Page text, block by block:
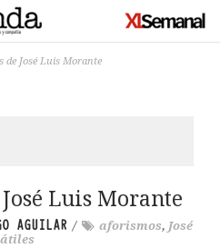
de José Luis Morante
Luis Morante
AGUILAR / aforismos, José